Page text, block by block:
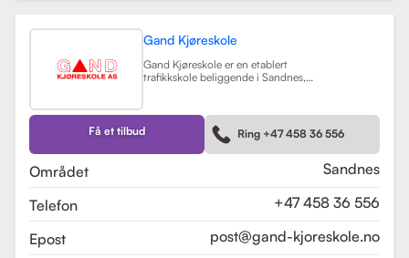
Gand Kjøreskole
Gand Kjøreskole er en etablert
trafikkskole beliggende i Sandnes,
kjøretøyklasser. Skolen har
spesialisert seg på opplæring for
personbiler, både med manuell og
automatgir, samt motorsykler (klasse
Få et tilbud Ring +47 458 36 556
Området
Sandnes
Telefon
+47 458 36 556
Epost
post@gand-kjoreskole.no